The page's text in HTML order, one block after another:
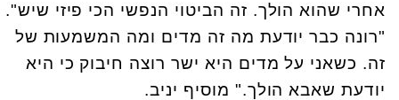
אחרי שהוא הולך. זה הביטוי הנפשי הכי פיזי שיש".
"רונה כבר יודעת מה זה מדים ומה המשמעות של
זה. כשאני על מדים היא ישר רוצה חיבוק כי היא
יודעת שאבא הולך." מוסיף יניב.